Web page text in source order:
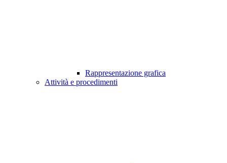
Rappresentazione grafica
Attività e procedimenti